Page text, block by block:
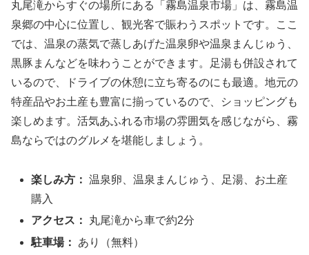
丸尾滝からすぐの場所にある「霧島温泉市場」は、霧島温
泉郷の中心に位置し、観光客で賑わうスポットです。ここ
では、温泉の蒸気で蒸しあげた温泉卵や温泉まんじゅう、
黒豚まんなどを味わうことができます。足湯も併設されて
いるので、ドライブの休憩に立ち寄るのにも最適。地元の
特産品やお土産も豊富に揃っているので、ショッピングも
楽しめます。活気あふれる市場の雰囲気を感じながら、霧
島ならではのグルメを堪能しましょう。
楽しみ方： 温泉卵、温泉まんじゅう、足湯、お土産
購入
アクセス：
丸尾滝から車で約2分
駐車場：
あり（無料）